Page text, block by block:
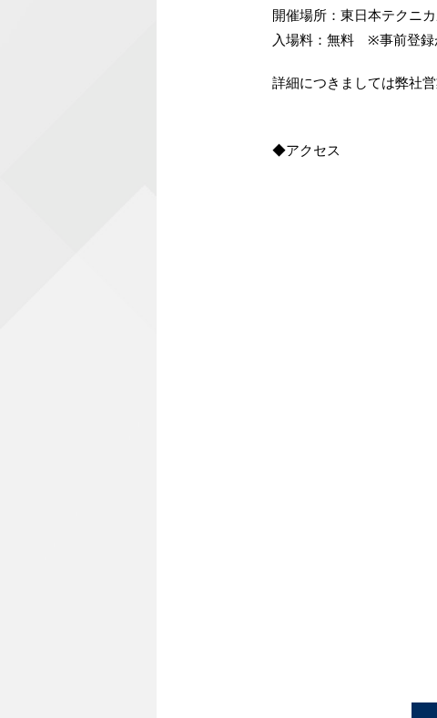
開催場所：東日本テク
入場料：無料 ※事前登録
詳細につきましては弊社
◆アクセス